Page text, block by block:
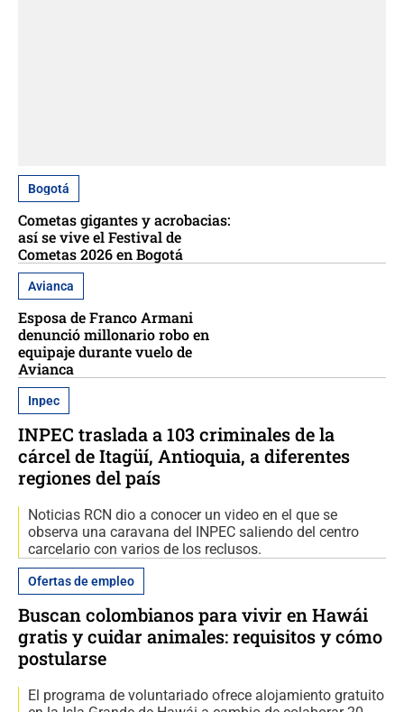
Bogotá
Cometas gigantes y acrobacias:
así se vive el Festival de
Cometas 2026 en Bogotá
Avianca
Esposa de Franco Armani
denunció millonario robo en
equipaje durante vuelo de
Avianca
Inpec
INPEC traslada a 103 criminales de la
cárcel de Itagüí, Antioquia, a diferentes
regiones del país
Noticias RCN dio a conocer un video en el que se
observa una caravana del INPEC saliendo del centro
carcelario con varios de los reclusos.
Ofertas de empleo
Buscan colombianos para vivir en Hawái
gratis y cuidar animales: requisitos y cómo
postularse
El programa de voluntariado ofrece alojamiento gratuito